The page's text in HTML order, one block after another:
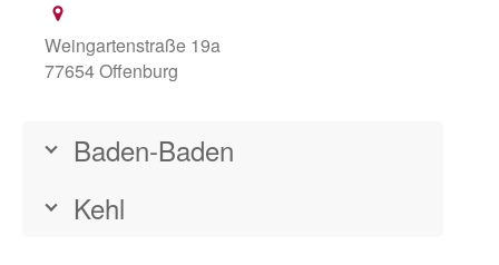
Weingartenstraße 19a
77654 Offenburg
Baden-Baden
Kehl